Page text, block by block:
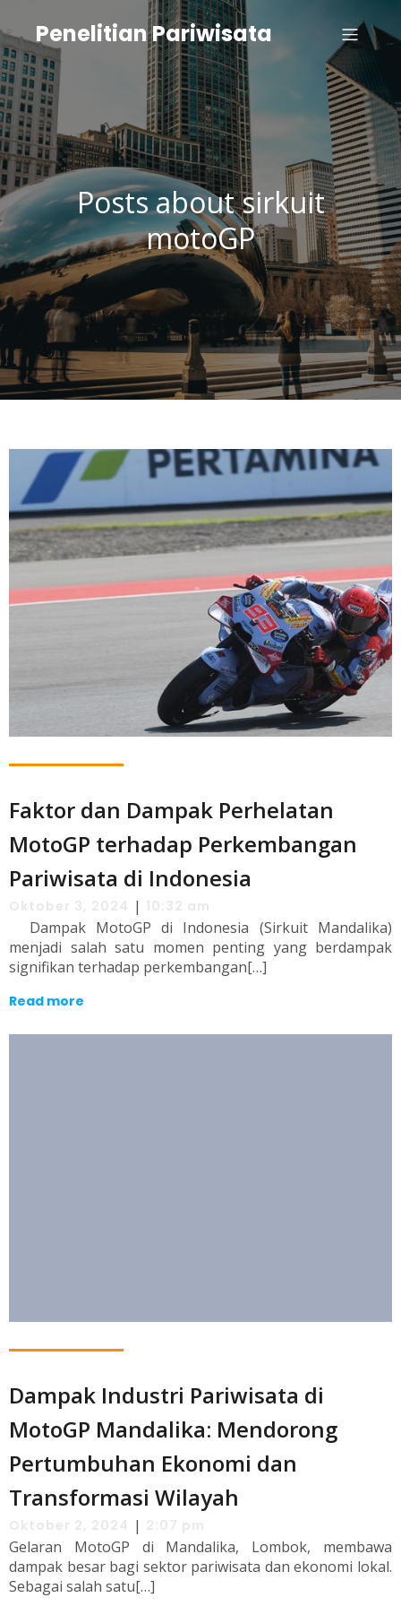
Penelitian Pariwisata
Posts about sirkuit
motoGP
Faktor dan Dampak Perhelatan
MotoGP terhadap Perkembangan
Pariwisata di Indonesia
|
Dampak MotoGP di Indonesia (Sirkuit Mandalika)
menjadi salah satu momen penting yang berdampak
signifikan terhadap perkembangan[…]
Read more
Dampak Industri Pariwisata di
MotoGP Mandalika: Mendorong
Pertumbuhan Ekonomi dan
Transformasi Wilayah
|
Gelaran MotoGP di Mandalika, Lombok, membawa
dampak besar bagi sektor pariwisata dan ekonomi lokal.
Sebagai salah satu[…]